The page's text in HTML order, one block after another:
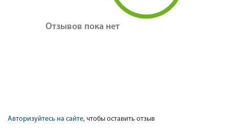
Отзывов пока нет
Авторизуйтесь на сайте, чтобы оставить отзыв